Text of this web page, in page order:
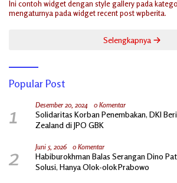
Ini contoh widget dengan style gallery pada
mengaturnya pada widget recent post wpberita.
Selengkapnya
Popular Post
1 Desember 20, 2024 0 Komentar
Solidaritas Korban Penembakan, DKI
Zealand di JPO GBK
2 Juni 5, 2026 0 Komentar
Habiburokhman Balas Serangan Dino
Solusi, Hanya Olok-olok Prabowo